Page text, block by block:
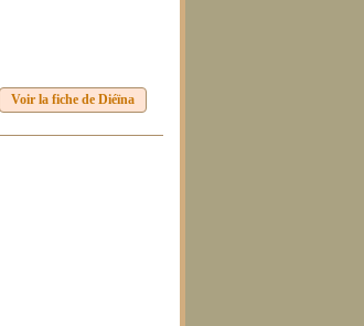
Voir la fiche de Diéïna